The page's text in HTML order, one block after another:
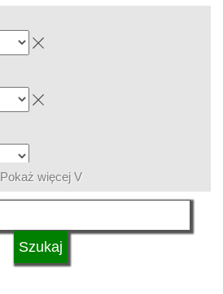
Pokaż więcej V